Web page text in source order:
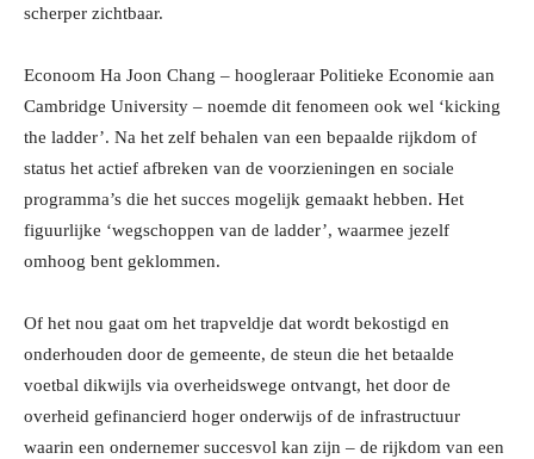
scherper zichtbaar.
Econoom Ha Joon Chang – hoogleraar Politieke Economie aan
Cambridge University – noemde dit fenomeen ook wel ‘kicking
the ladder’. Na het zelf behalen van een bepaalde rijkdom of
status het actief afbreken van de voorzieningen en sociale
programma’s die het succes mogelijk gemaakt hebben. Het
figuurlijke ‘wegschoppen van de ladder’, waarmee jezelf
omhoog bent geklommen.
Of het nou gaat om het trapveldje dat wordt bekostigd en
onderhouden door de gemeente, de steun die het betaalde
voetbal dikwijls via overheidswege ontvangt, het door de
overheid gefinancierd hoger onderwijs of de infrastructuur
waarin een ondernemer succesvol kan zijn – de rijkdom van een